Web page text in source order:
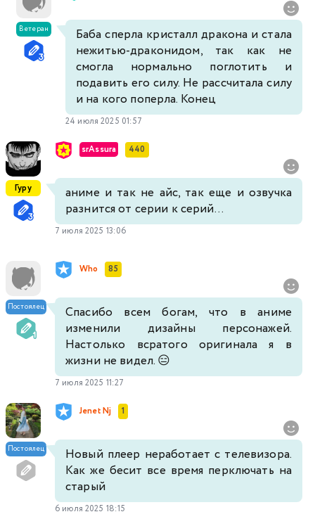
Ветеран
Баба сперла кристалл дракона и стала
нежитью-драконидом, так как не
смогла нормально поглотить и
подавить его силу. Не рассчитала силу
и на кого поперла. Конец
24 июля 2025 01:57
Гуру
srAssura 440
аниме и так не айс, так еще и озвучка
разнится от серии к серий...
7 июля 2025 13:06
Постоялец
Who 85
Cпасибо всем богам, что в аниме
изменили дизайны персонажей.
Настолько всратого оригинала я в
жизни не видел. 😑
7 июля 2025 11:27
Постоялец
Jеnet Nj 1
Новый плеер неработает с телевизора.
Как же бесит все время перключать на
старый
6 июля 2025 18:15